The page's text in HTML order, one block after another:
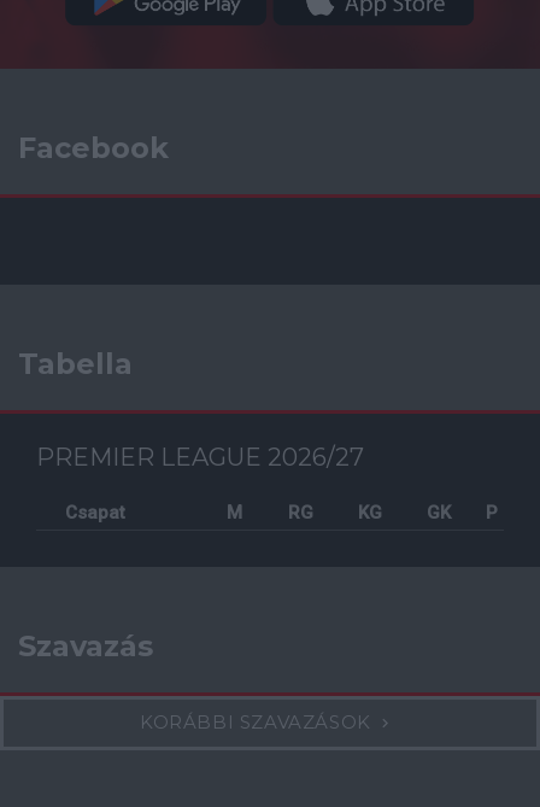
Facebook
Tabella
PREMIER LEAGUE 2026/27
Csapat M RG KG GK P
Szavazás
KORÁBBI SZAVAZÁSOK